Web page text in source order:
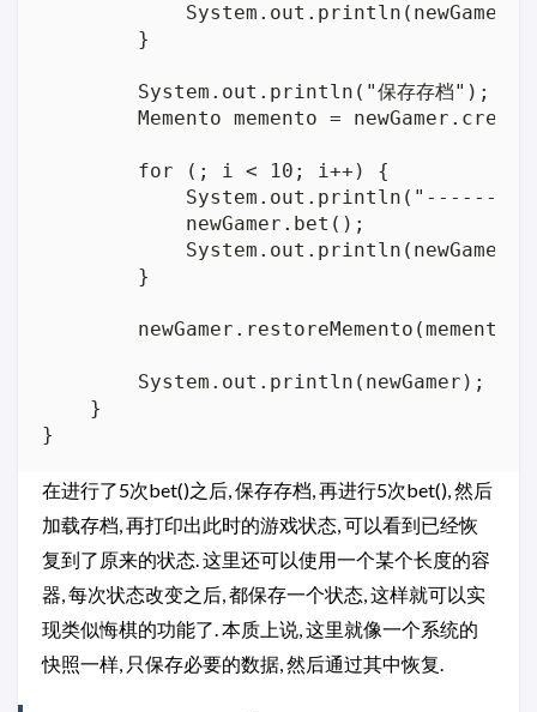
            System.out.println(newGamer);
        }
        System.out.println("保存存档");
Memento memento =
        for (; i < 10; i++) {
            newGamer.bet();
            System.out.println(newGamer);
        }
        newGamer.restoreMemento(memento);
        System.out.println(newGamer);
    }
在进行了5次bet()之后, 保存存档, 再进行5次bet(), 然后
加载存档, 再打印出此时的游戏状态, 可以看到已经恢
复到了原来的状态. 这里还可以使用一个某个长度的容
器, 每次状态改变之后, 都保存一个状态, 这样就可以实
现类似悔棋的功能了. 本质上说, 这里就像一个系统的
快照一样, 只保存必要的数据, 然后通过其中恢复.